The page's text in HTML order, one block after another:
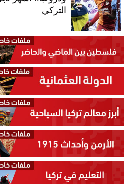
التركي